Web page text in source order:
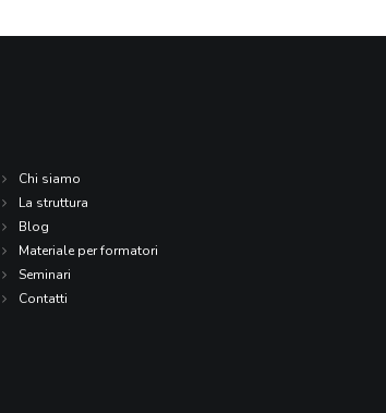
Chi siamo
La struttura
Blog
Materiale per formatori
Seminari
Contatti